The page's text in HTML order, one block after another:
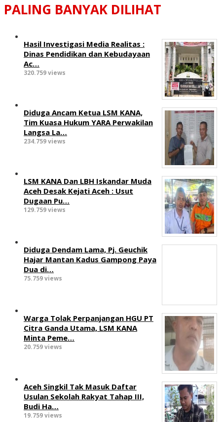
PALING BANYAK DILIHAT
Hasil Investigasi Media Realitas :
‎Dinas Pendidikan dan Kebudayaan
Ac…
320.759 views
Diduga Ancam Ketua LSM KANA,
Tim Kuasa Hukum YARA Perwakilan
Langsa La…
234.759 views
LSM KANA Dan LBH Iskandar Muda
Aceh Desak Kejati Aceh : Usut
Dugaan Pu…
129.759 views
Diduga Dendam Lama, Pj. Geuchik
Hajar Mantan Kadus Gampong Paya
Dua di…
75.759 views
Warga Tolak Perpanjangan HGU PT
Citra Ganda Utama, LSM KANA
Minta Peme…
20.759 views
Aceh Singkil Tak Masuk Daftar
Usulan Sekolah Rakyat Tahap III,
Budi Ha…
19.759 views